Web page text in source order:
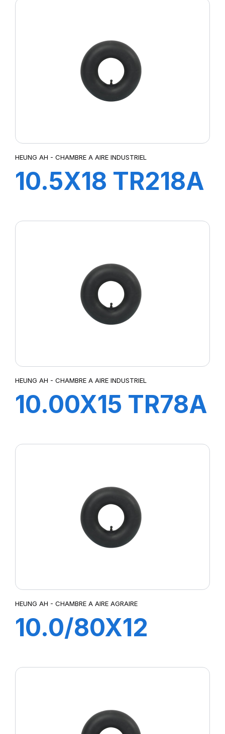
HEUNG AH - CHAMBRE A AIRE INDUSTRIEL
10.5X18 TR218A
HEUNG AH - CHAMBRE A AIRE INDUSTRIEL
10.00X15 TR78A
HEUNG AH - CHAMBRE A AIRE AGRAIRE
10.0/80X12